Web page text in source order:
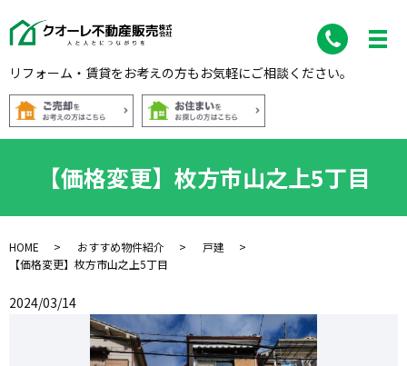
リフォーム・賃貸をお考えの方もお気軽にご相談ください。
【価格変更】枚方市山之上5丁目
HOME おすすめ物件紹介
戸建
【価格変更】枚方市山之上5丁目
2024/03/14